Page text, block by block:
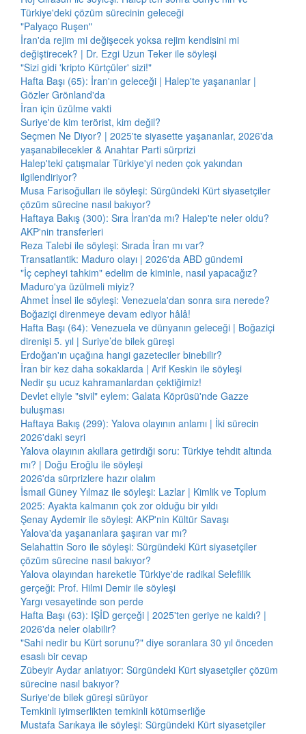
Türkiye'deki çözüm sürecinin geleceği
"Palyaço Ruşen"
İran'da rejim mi değişecek yoksa rejim kendisini mi
değiştirecek? | Dr. Ezgi Uzun Teker ile söyleşi
"Sizi gidi 'kripto Kürtçüler' sizi!"
Hafta Başı (65): İran'ın geleceği | Halep'te yaşananlar |
Gözler Grönland'da
İran için üzülme vakti
Suriye'de kim terörist, kim değil?
Seçmen Ne Diyor? | 2025'te siyasette yaşananlar, 2026'da
yaşanabilecekler & Anahtar Parti sürprizi
Halep'teki çatışmalar Türkiye'yi neden çok yakından
ilgilendiriyor?
Musa Farisoğulları ile söyleşi: Sürgündeki Kürt siyasetçiler
çözüm sürecine nasıl bakıyor?
Haftaya Bakış (300): Sıra İran'da mı? Halep'te neler oldu?
AKP'nin transferleri
Reza Talebi ile söyleşi: Sırada İran mı var?
Transatlantik: Maduro olayı | 2026'da ABD gündemi
"İç cepheyi tahkim" edelim de kiminle, nasıl yapacağız?
Maduro'ya üzülmeli miyiz?
Ahmet İnsel ile söyleşi: Venezuela'dan sonra sıra nerede?
Boğaziçi direnmeye devam ediyor hâlâ!
Hafta Başı (64): Venezuela ve dünyanın geleceği | Boğaziçi
direnişi 5. yıl | Suriye’de bilek güreşi
Erdoğan'ın uçağına hangi gazeteciler binebilir?
İran bir kez daha sokaklarda | Arif Keskin ile söyleşi
Nedir şu ucuz kahramanlardan çektiğimiz!
Devlet eliyle "sivil" eylem: Galata Köprüsü'nde Gazze
buluşması
Haftaya Bakış (299): Yalova olayının anlamı | İki sürecin
2026'daki seyri
Yalova olayının akıllara getirdiği soru: Türkiye tehdit altında
mı? | Doğu Eroğlu ile söyleşi
2026'da sürprizlere hazır olalım
İsmail Güney Yılmaz ile söyleşi: Lazlar | Kimlik ve Toplum
2025: Ayakta kalmanın çok zor olduğu bir yıldı
Şenay Aydemir ile söyleşi: AKP'nin Kültür Savaşı
Yalova'da yaşananlara şaşıran var mı?
Selahattin Soro ile söyleşi: Sürgündeki Kürt siyasetçiler
çözüm sürecine nasıl bakıyor?
Yalova olayından hareketle Türkiye'de radikal Selefilik
gerçeği: Prof. Hilmi Demir ile söyleşi
Yargı vesayetinde son perde
Hafta Başı (63): IŞİD gerçeği | 2025'ten geriye ne kaldı? |
2026'da neler olabilir?
"Sahi nedir bu Kürt sorunu?" diye soranlara 30 yıl önceden
esaslı bir cevap
Zübeyir Aydar anlatıyor: Sürgündeki Kürt siyasetçiler çözüm
sürecine nasıl bakıyor?
Suriye'de bilek güreşi sürüyor
Temkinli iyimserlikten temkinli kötümserliğe
Mustafa Sarıkaya ile söyleşi: Sürgündeki Kürt siyasetçiler